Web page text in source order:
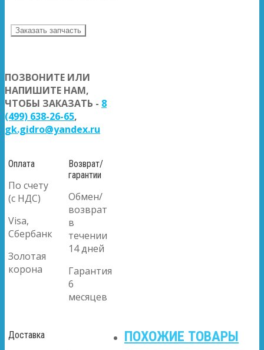
Заказать запчасть
ПОЗВОНИТЕ ИЛИ
НАПИШИТЕ НАМ,
ЧТОБЫ ЗАКАЗАТЬ - 8
(499) 638-26-65,
gk.gidro@yandex.ru
Оплата
По счету
(с НДС)
Visa,
Сбербанк
Золотая
корона
Возврат/
гарантии
Обмен/
возврат
в
течении
14 дней
Гарантия
6
месяцев
Доставка ПОХОЖИЕ ТОВАРЫ